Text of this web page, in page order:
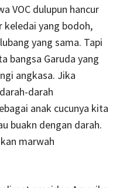
VOC dulupun hancur
keledai yang bodoh,
yang sama. Tapi
bangsa Garuda yang
angkasa. Jika
darah
anak cucunya kita
buakn dengan darah.
marwah